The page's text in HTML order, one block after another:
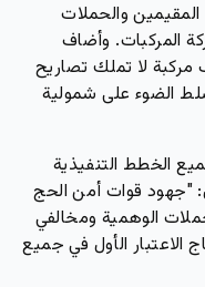
والحملات
المركبات. وأضاف
أكثر من 140 ألف مركبة لا تملك تصاريح
الضوء على شمولية
الخطط التنفيذية
"جهود قوات أمن الحج
الوهمية ومخالفي
الاعتبار الأول في جميع